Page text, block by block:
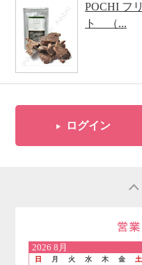
POCHI フ
ト （...
ログイン
2026 8月
日 月 火 水 木 金
土